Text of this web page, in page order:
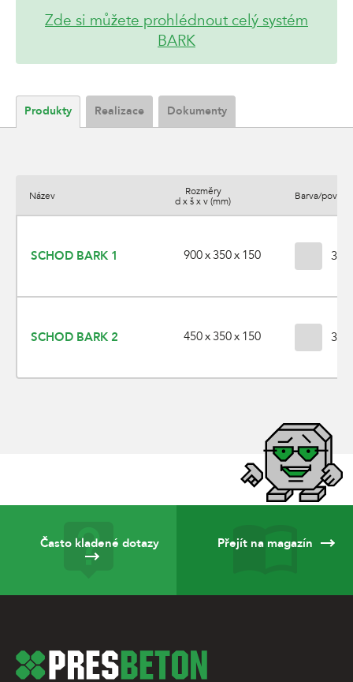
Zde si můžete prohlédnout celý systém
BARK
Produkty Realizace Dokumenty
Název
Rozměry
d x š x v (mm)
Barva/povrch
SCHOD BARK 1 900 x 350 x 150 3
SCHOD BARK 2 450 x 350 x 150 3
Často kladené dotazy Přejít na magazín